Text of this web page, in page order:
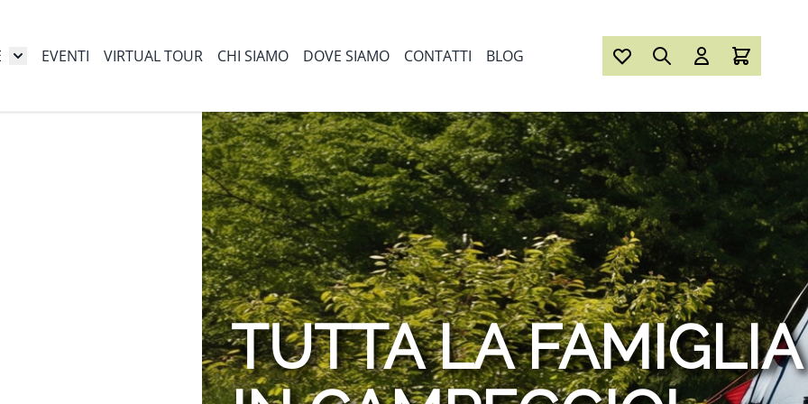
Toggle submenu for I nostri store
EVENTI VIRTUAL TOUR CHI SIAMO DOVE SIAMO CONTATTI BLOG
TUTTA LA FAMIGLIA